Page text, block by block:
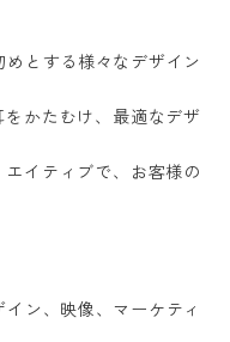
とする様々なデザイン
かたむけ、最適なデザ
イティブで、お客様の
ン、映像、マーケティ